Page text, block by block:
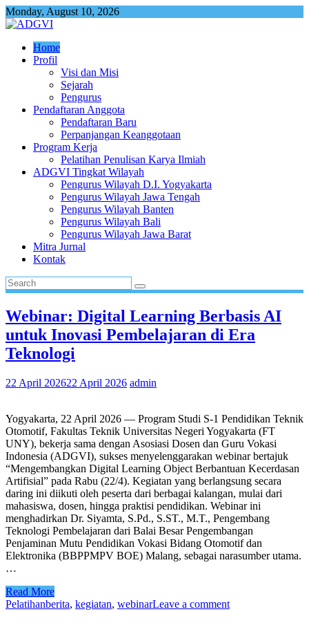
Skip
to
Monday, August 10, 2026
Home
Profil
Visi dan Misi
Sejarah
Pengurus
Pendaftaran Anggota
Pendaftaran Baru
Perpanjangan Keanggotaan
Program Kerja
Pelatihan Penulisan Karya Ilmiah
ADGVI Tingkat Wilayah
Pengurus Wilayah D.I. Yogyakarta
Pengurus Wilayah Jawa Tengah
Pengurus Wilayah Banten
Pengurus Wilayah Bali
Pengurus Wilayah Jawa Barat
Mitra Jurnal
Kontak
Webinar: Digital Learning Berbasis AI
untuk Inovasi Pembelajaran di Era
Teknologi
22 April 202622 April 2026 admin
Yogyakarta, 22 April 2026 — Program Studi S-1 Pendidikan Teknik
Otomotif, Fakultas Teknik Universitas Negeri Yogyakarta (FT
UNY), bekerja sama dengan Asosiasi Dosen dan Guru Vokasi
Indonesia (ADGVI), sukses menyelenggarakan webinar bertajuk
“Mengembangkan Digital Learning Object Berbantuan Kecerdasan
Artifisial” pada Rabu (22/4). Kegiatan yang berlangsung secara
daring ini diikuti oleh peserta dari berbagai kalangan, mulai dari
mahasiswa, dosen, hingga praktisi pendidikan. Webinar ini
menghadirkan Dr. Siyamta, S.Pd., S.ST., M.T., Pengembang
Teknologi Pembelajaran dari Balai Besar Pengembangan
Penjaminan Mutu Pendidikan Vokasi Bidang Otomotif dan
Elektronika (BBPPMPV BOE) Malang, sebagai narasumber utama.
…
Read More
Pelatihanberita, kegiatan, webinarLeave a comment